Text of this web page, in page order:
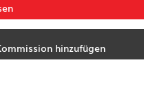
hinzufügen